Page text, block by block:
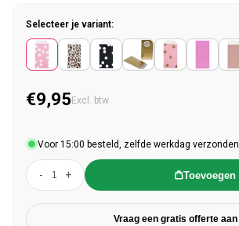
Selecteer je variant:
Normale prijs
€9,95 Excl. btw
Voor 15:00 besteld, zelfde werkdag verzonden
- + Toevoegen
Vraag een gratis offerte aan